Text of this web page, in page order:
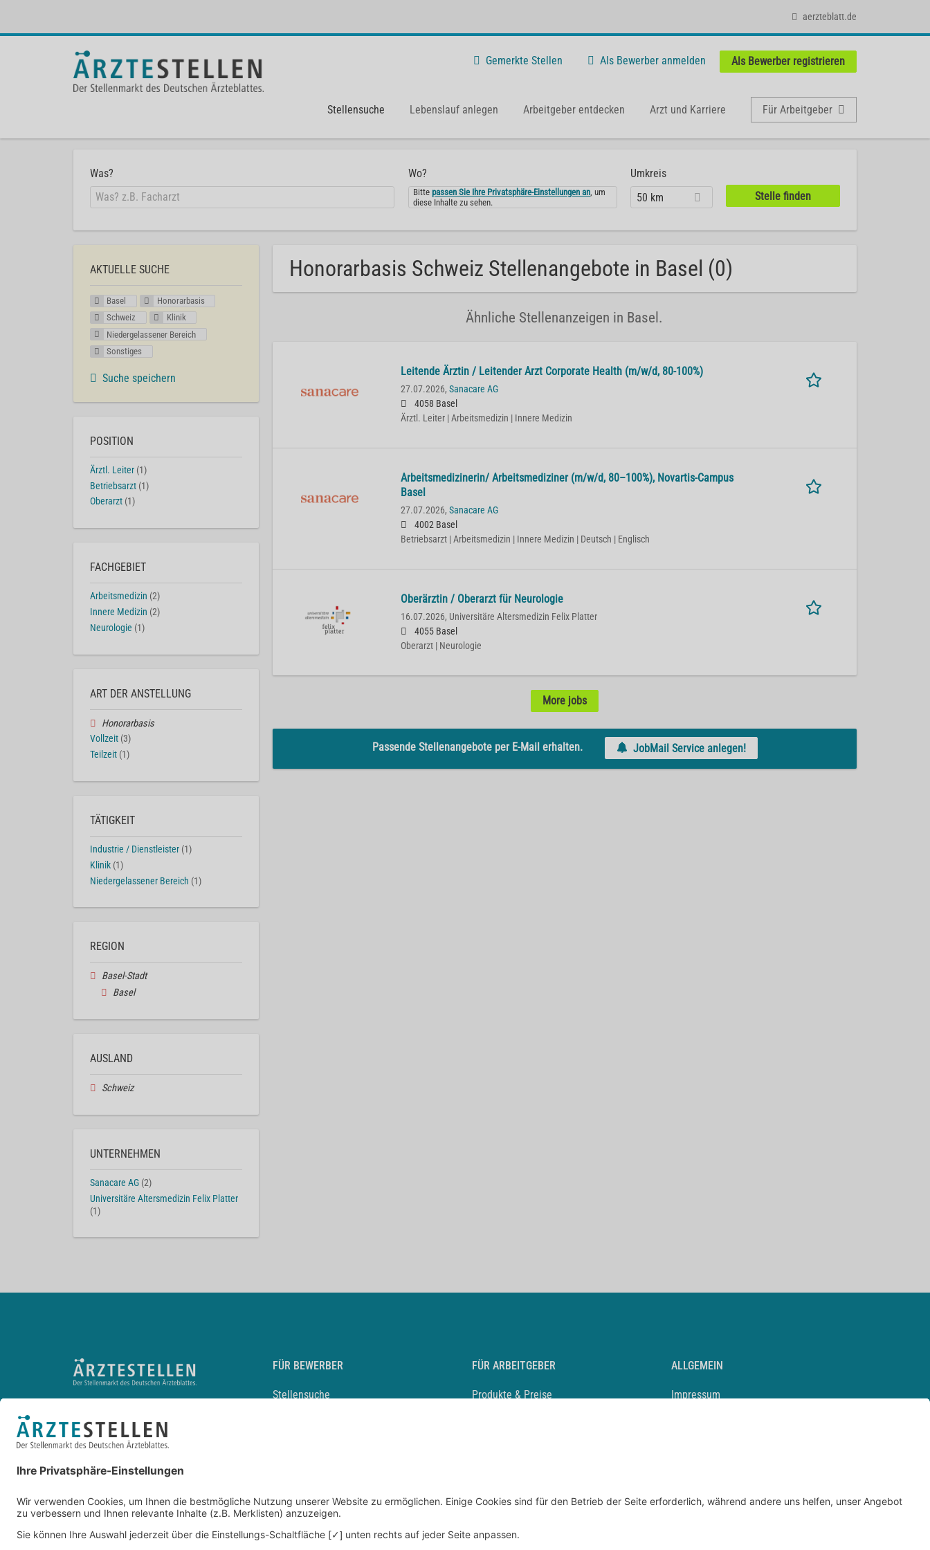
aerzteblatt.de
Gemerkte Stellen Als Bewerber anmelden Als Bewerber registrieren
Stellensuche Lebenslauf anlegen Arbeitgeber entdecken Arzt und Karriere Für Arbeitgeber
Was? Wo?
Bittepassen Sie Ihre Privatsphäre-Einstellungen an, um
diese Inhalte zu sehen.
Umkreis
50 km
Honorarbasis Schweiz Stellenangebote in Basel (0)
Ähnliche Stellenanzeigen in Basel.
Lei­ten­de Ärz­tin / Lei­ten­der Arzt Cor­po­ra­te He­alth (m/w/d, 80-100%)
27.07.2026, Sanacare AG
4058 Basel
Ärztl. Leiter | Arbeitsmedizin | Innere Medizin
Ar­beits­me­di­zi­ne­rin/ Ar­beits­me­di­zi­ner (m/w/d, 80–100%), No­var­tis-Cam­pus
Basel
27.07.2026, Sanacare AG
4002 Basel
Betriebsarzt | Arbeitsmedizin | Innere Medizin | Deutsch | Englisch
Oberärztin / Oberarzt für Neurologie
16.07.2026, Universitäre Altersmedizin Felix Platter
4055 Basel
Oberarzt | Neurologie
More jobs
Passende Stellenangebote per E-Mail erhalten. JobMail Service anlegen!
AKTUELLE SUCHE
Basel
Honorarbasis
Schweiz
Klinik
Niedergelassener Bereich
Sonstiges
Suche speichern
POSITION
Ärztl. Leiter (1)
Betriebsarzt (1)
Oberarzt (1)
FACHGEBIET
Arbeitsmedizin (2)
Innere Medizin (2)
Neurologie (1)
ART DER ANSTELLUNG
Honorarbasis
Vollzeit (3)
Teilzeit (1)
TÄTIGKEIT
Industrie / Dienstleister (1)
Klinik (1)
Niedergelassener Bereich (1)
REGION
Basel-Stadt
Basel
AUSLAND
Schweiz
UNTERNEHMEN
Sanacare AG (2)
Universitäre Altersmedizin Felix Platter
(1)
FÜR BEWERBER
Stellensuche
Durchsuchen Sie den Stellenkatalog
FÜR ARBEITGEBER
Produkte & Preise
ALLGEMEIN
Impressum